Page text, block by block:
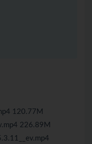
120.77M
226.89M